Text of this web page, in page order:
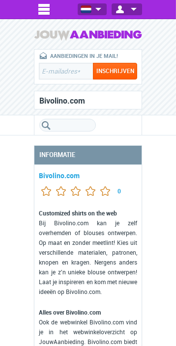
AANBIEDINGEN IN JE MAIL!
Bivolino.com
INFORMATIE
Bivolino.com
0
Customized shirts on the web
Bij Bivolino.com kan je zelf
overhemden of blouses ontwerpen.
Op maat en zonder meetlint! Kies uit
verschillende materialen, patronen,
knopen en kragen. Nergens anders
kan je z'n unieke blouse ontwerpen!
Laat je inspireren en kom met nieuwe
ideeën op Bivolino.com.
Alles over Bivolino.com
Ook de webwinkel Bivolino.com vind
je in het webwinkeloverzicht op
JouwAanbieding. Bivolino.com biedt